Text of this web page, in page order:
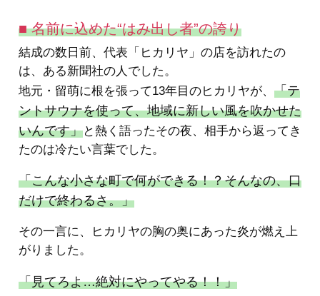
■ 名前に込めた“はみ出し者”の誇り
結成の数日前、代表「ヒカリヤ」の店を訪れたの
は、ある新聞社の人でした。
地元・留萌に根を張って13年目のヒカリヤが、 「テ
ントサウナを使って、地域に新しい風を吹かせた
いんです」と熱く語ったその夜、相手から返ってき
たのは冷たい言葉でした。
「こんな小さな町で何ができる！？そんなの、口
だけで終わるさ。」
その一言に、ヒカリヤの胸の奥にあった炎が燃え上
がりました。
「見てろよ…絶対にやってやる！！」